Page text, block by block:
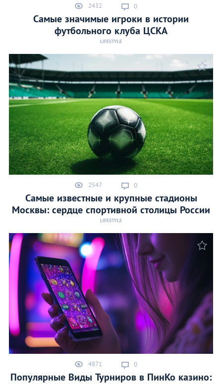
2432 0
Самые значимые игроки в истории
футбольного клуба ЦСКА
LIFESTYLE
2547 0
Самые известные и крупные стадионы
Москвы: сердце спортивной столицы России
LIFESTYLE
4871 0
Популярные Виды Турниров в ПинКо казино: